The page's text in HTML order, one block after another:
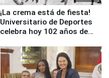
¡La crema está de fiesta!
Universitario de Deportes
celebra hoy 102 años de